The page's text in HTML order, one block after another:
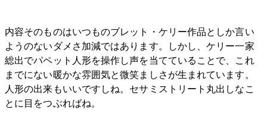
内容そのものはいつものブレット・ケリー作品としか言い
ようのないダメさ加減ではあります。しかし、ケリー一家
総出でパペット人形を操作し声を当てていることで、これ
までにない暖かな雰囲気と微笑ましさが生まれています。
人形の出来もいいですしね。セサミストリート丸出しなこ
とに目をつぶればね。